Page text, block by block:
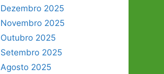
Dezembro 2025
Novembro 2025
Outubro 2025
Setembro 2025
Agosto 2025